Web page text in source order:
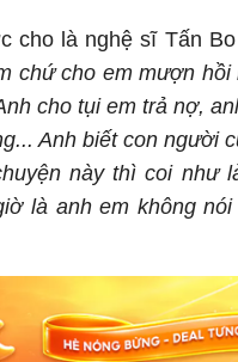
cho là nghệ sĩ Tấn Bo
chứ cho em mượn
cho tụi em trả nợ,
Anh biết con người
này thì coi như
là anh em không